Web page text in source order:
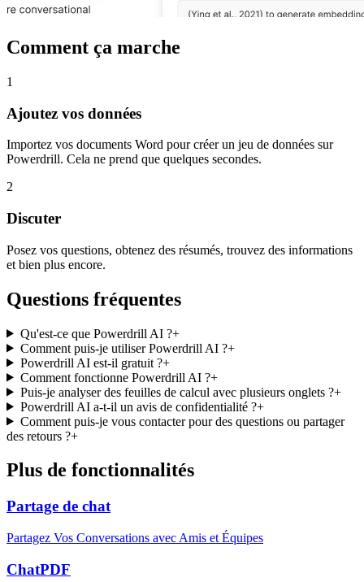
Comment ça marche
1
Ajoutez vos données
Importez vos documents Word pour créer un jeu de données sur
Powerdrill. Cela ne prend que quelques secondes.
2
Discuter
Posez vos questions, obtenez des résumés, trouvez des informations
et bien plus encore.
Questions fréquentes
Qu'est-ce que Powerdrill AI ?+
Comment puis-je utiliser Powerdrill AI ?+
Powerdrill AI est-il gratuit ?+
Comment fonctionne Powerdrill AI ?+
Puis-je analyser des feuilles de calcul avec plusieurs onglets ?+
Powerdrill AI a-t-il un avis de confidentialité ?+
Comment puis-je vous contacter pour des questions ou partager
des retours ?+
Plus de fonctionnalités
Partage de chat
Partagez Vos Conversations avec Amis et Équipes
ChatPDF